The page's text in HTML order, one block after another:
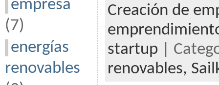
empresa
(7)
energías
renovables
Creación de
startup |
renovables,